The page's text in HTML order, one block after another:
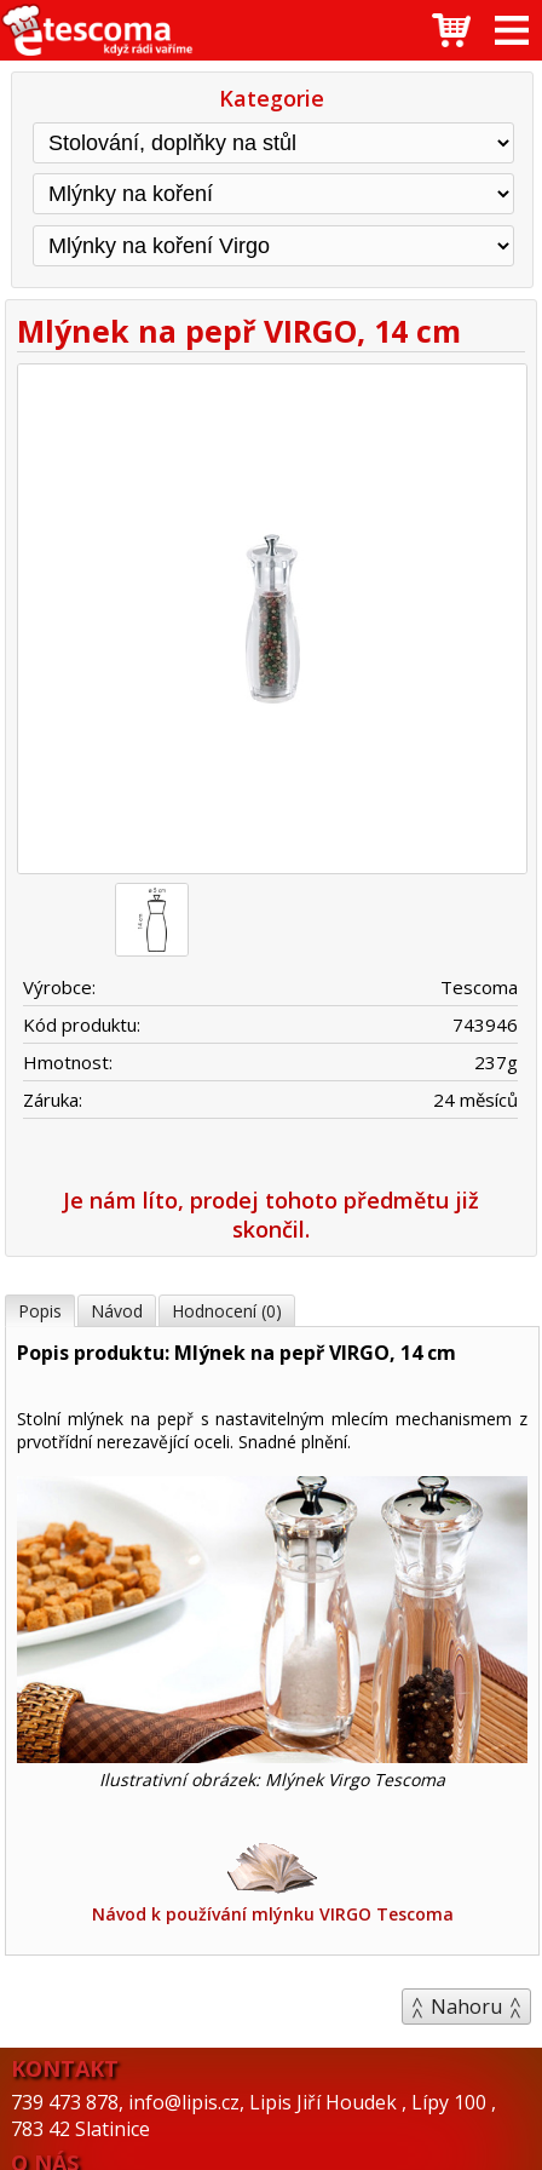
Kategorie
Mlýnek na pepř VIRGO, 14 cm
Výrobce:
Tescoma
Kód produktu:
743946
Hmotnost:
237g
Záruka:
24 měsíců
Je nám líto, prodej tohoto předmětu již
skončil.
Popis Návod Hodnocení (0)
Popis produktu: Mlýnek na pepř VIRGO, 14 cm
Stolní mlýnek na pepř s nastavitelným mlecím mechanismem z
prvotřídní nerezavějící oceli. Snadné plnění.
Ilustrativní obrázek: Mlýnek Virgo Tescoma
Návod k používání mlýnku VIRGO Tescoma
Nahoru
KONTAKT
739 473 878, info@lipis.cz, Lipis Jiří Houdek , Lípy 100 ,
783 42 Slatinice
O NÁS